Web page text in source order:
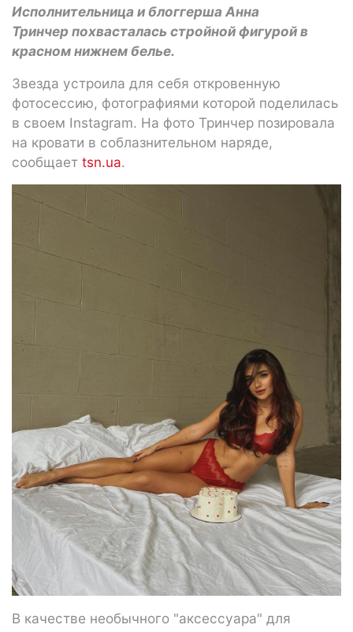
Исполнительница и блоггерша Анна
Тринчер похвасталась стройной фигурой в
красном нижнем белье.
Звезда устроила для себя откровенную
фотосессию, фотографиями которой поделилась
в своем Instagram. На фото Тринчер позировала
на кровати в соблазнительном наряде,
сообщает tsn.ua.
В качестве необычного "аксессуара" для